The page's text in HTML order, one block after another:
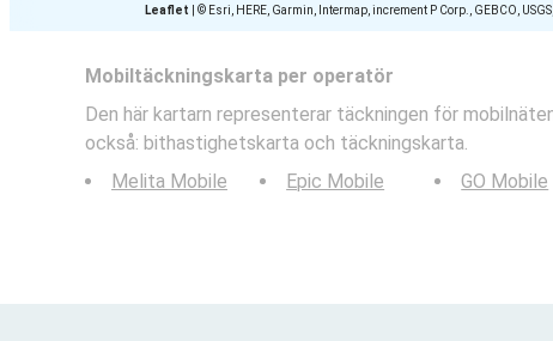
Leaflet © Esri, HERE, Garmin, Intermap, increment P Corp., GEBCO,
Mobiltäckningskarta per operatör
Den här kartarn representerar täckningen för mobilnäten
också: bithastighetskarta och täckningskarta.
Melita Mobile
Epic Mobile GO Mobile